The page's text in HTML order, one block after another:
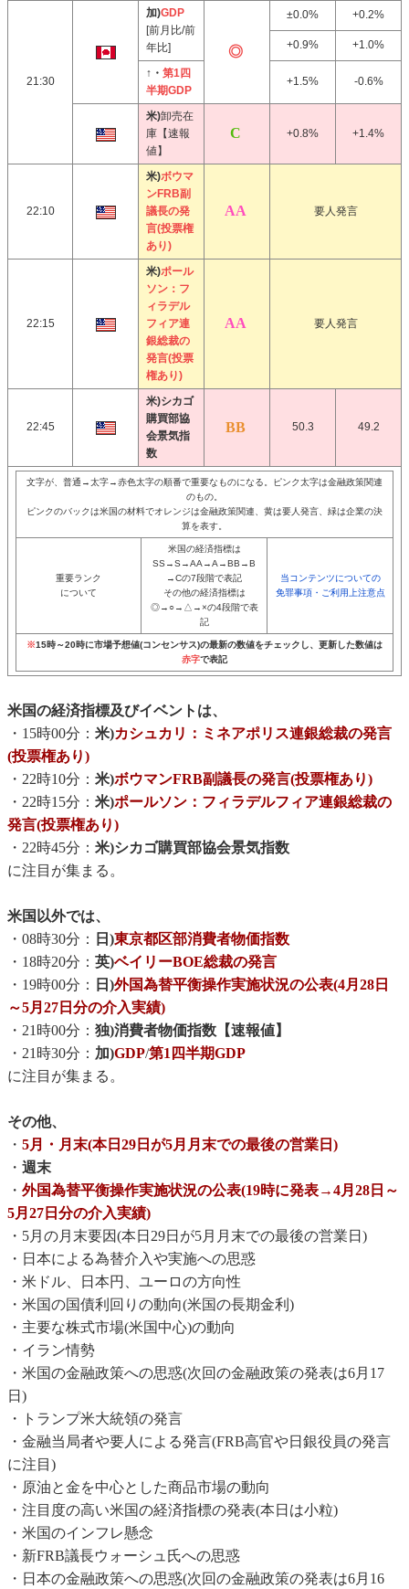
21:30
加)GDP
[前月比/前
年比]
±0.0% +0.2%
+0.9% +1.0%
↑・ 第1四
半期GDP
+1.5% -0.6%
米)卸売在
庫【速報
値】
+0.8% +1.4%
22:10
米)ボウマ
ンFRB副
議長の発
言(投票権
あり)
要人発言
22:15
米)ポール
ソン：フ
ィラデル
フィア連
銀総裁の
発言(投票
権あり)
要人発言
22:45
米)シカゴ
購買部協
会景気指
数
50.3 49.2
文字が、普通→太字→赤色太字の順番で重要なものになる。ピンク太字は金融政策関連
のもの。
ピンクのバックは米国の材料でオレンジは金融政策関連、黄は要人発言、緑は企業の決
算を表す。
重要ランク
について
米国の経済指標は
SS→S→AA→A→BB→B
→Cの7段階で表記
その他の経済指標は
◎→○→△→×の4段階で表
記
当コンテンツについての
免罪事項・ご利用上注意点
※15時～20時に市場予想値(コンセンサス)の最新の数値をチェックし、更新した数値は
赤字で表記
米国の経済指標及びイベントは、
・15時00分： 米)カシュカリ：ミネアポリス連銀総裁の発言
(投票権あり)
・22時10分： 米)ボウマンFRB副議長の発言(投票権あり)
・22時15分： 米)ポールソン：フィラデルフィア連銀総裁の
発言(投票権あり)
・22時45分： 米)シカゴ購買部協会景気指数
に注目が集まる。
米国以外では、
・08時30分：
日)東京都区部消費者物価指数
・18時20分： 英)ベイリーBOE総裁の発言
・19時00分：
日)外国為替平衡操作実施状況の公表(4月28日
～5月27日分の介入実績)
・21時00分： 独)消費者物価指数【速報値】
・21時30分： 加)GDP/第1四半期GDP
に注目が集まる。
その他、
・ 5月・月末(本日29日が5月月末での最後の営業日)
・ 週末
・ 外国為替平衡操作実施状況の公表(19時に発表→4月28日～
5月27日分の介入実績)
・5月の月末要因(本日29日が5月月末での最後の営業日)
・日本による為替介入や実施への思惑
・米ドル、日本円、ユーロの方向性
・米国の国債利回りの動向(米国の長期金利)
・主要な株式市場(米国中心)の動向
・イラン情勢
・米国の金融政策への思惑(次回の金融政策の発表は6月17
日)
・トランプ米大統領の発言
・金融当局者や要人による発言(FRB高官や日銀役員の発言
に注目)
・原油と金を中心とした商品市場の動向
・注目度の高い米国の経済指標の発表(本日は小粒)
・米国のインフレ懸念
・新FRB議長ウォーシュ氏への思惑
・日本の金融政策への思惑(次回の金融政策の発表は6月16